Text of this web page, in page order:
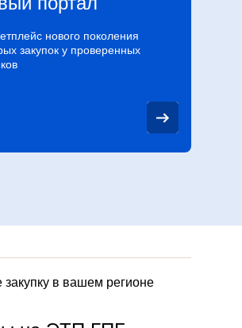
нового поколения
закупок у проверенных
закупку в вашем регионе